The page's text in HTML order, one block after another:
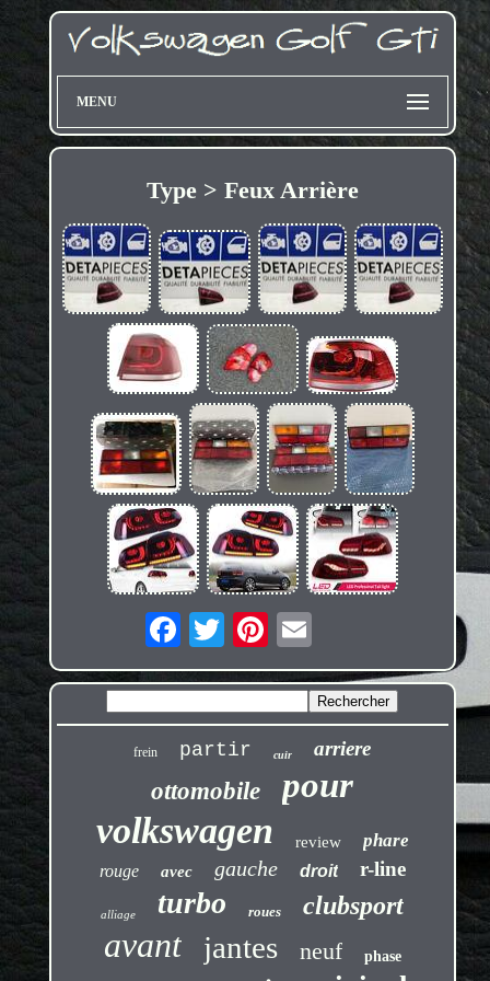
MENU
Type > Feux Arrière
frein partir cuir arriere
ottomobile pour
volkswagen review phare
rouge avec gauche droit r-line
alliage turbo roues clubsport
avant jantes neuf phase